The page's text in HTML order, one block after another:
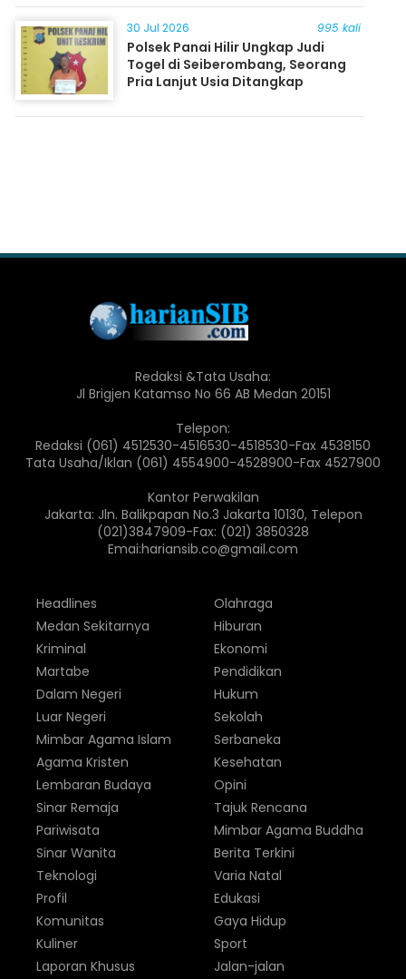
30 Jul 2026 995 kali
Polsek Panai Hilir Ungkap Judi
Togel di Seiberombang, Seorang
Pria Lanjut Usia Ditangkap
Redaksi &Tata Usaha:
Jl Brigjen Katamso No 66 AB Medan 20151
Telepon:
Redaksi (061) 4512530-4516530-4518530-Fax 4538150
Tata Usaha/Iklan (061) 4554900-4528900-Fax 4527900
Kantor Perwakilan
Jakarta: Jln. Balikpapan No.3 Jakarta 10130, Telepon
(021)3847909-Fax: (021) 3850328
Emai:hariansib.co@gmail.com
Headlines
Medan Sekitarnya
Kriminal
Martabe
Dalam Negeri
Luar Negeri
Olahraga
Hiburan
Ekonomi
Pendidikan
Hukum
Sekolah
Mimbar Agama Islam
Agama Kristen
Lembaran Budaya
Sinar Remaja
Pariwisata
Sinar Wanita
Serbaneka
Kesehatan
Opini
Tajuk Rencana
Mimbar Agama Buddha
Berita Terkini
Teknologi
Profil
Komunitas
Kuliner
Laporan Khusus
Varia Natal
Edukasi
Gaya Hidup
Sport
Jalan-jalan